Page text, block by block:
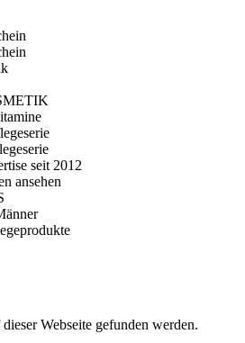
seit 2012
ansehen
Webseite gefunden werden.